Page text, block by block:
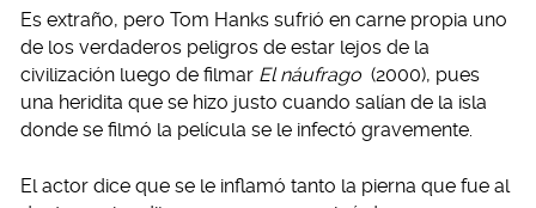
Es extraño, pero Tom Hanks sufrió en carne propia uno
de los verdaderos peligros de estar lejos de la
civilización luego de filmar El náufrago (2000), pues
una heridita que se hizo justo cuando salían de la isla
donde se filmó la película se le infectó gravemente.
El actor dice que se le inflamó tanto la pierna que fue al